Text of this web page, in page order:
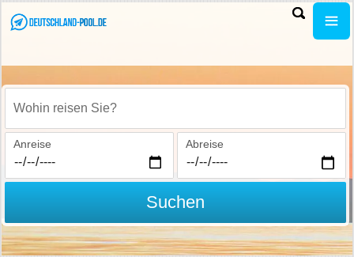
Wohin reisen Sie?
Anreise Abreise
Suchen